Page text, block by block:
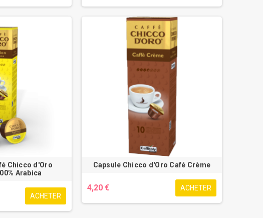
Chicco d'Oro
Arabica
ACHETER
Capsule Chicco d'Oro Café Crème
4,20 € ACHETER